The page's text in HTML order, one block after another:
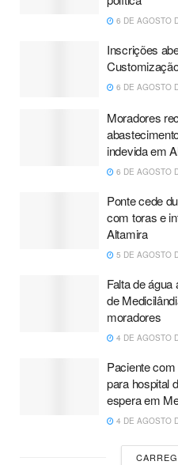
6 DE AGOSTO
Inscrições
6 DE AGOSTO
Moradores
indevida em
6 DE AGOSTO
Ponte cede
com toras e
Altamira
5 DE AGOSTO
Falta de
de
moradores
4 DE AGOSTO
Paciente
para hospital
espera em
4 DE AGOSTO